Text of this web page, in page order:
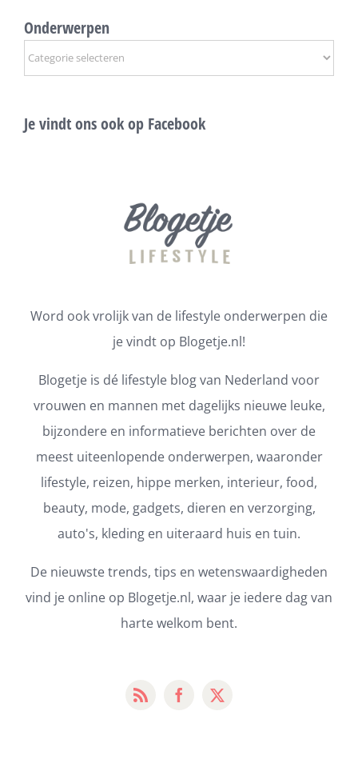
Onderwerpen
Onderwerpen
Je vindt ons ook op Facebook
Word ook vrolijk van de lifestyle onderwerpen die
je vindt op Blogetje.nl!
Blogetje is dé lifestyle blog van Nederland voor
vrouwen en mannen met dagelijks nieuwe leuke,
bijzondere en informatieve berichten over de
meest uiteenlopende onderwerpen, waaronder
lifestyle, reizen, hippe merken, interieur, food,
beauty, mode, gadgets, dieren en verzorging,
auto's, kleding en uiteraard huis en tuin.
De nieuwste trends, tips en wetenswaardigheden
vind je online op Blogetje.nl, waar je iedere dag van
harte welkom bent.